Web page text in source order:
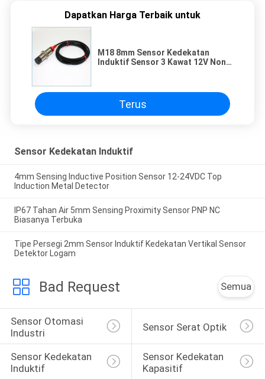
Dapatkan Harga Terbaik untuk
M18 8mm Sensor Kedekatan
Induktif Sensor 3 Kawat 12V Non-
Terus
Sensor Kedekatan Induktif
4mm Sensing Inductive Position Sensor 12-24VDC Top
Induction Metal Detector
IP67 Tahan Air 5mm Sensing Proximity Sensor PNP NC
Biasanya Terbuka
Tipe Persegi 2mm Sensor Induktif Kedekatan Vertikal Sensor
Detektor Logam
Bad Request Semua
Sensor Otomasi
Industri
Sensor Serat Optik
Sensor Kedekatan
Induktif
Sensor Kedekatan
Kapasitif